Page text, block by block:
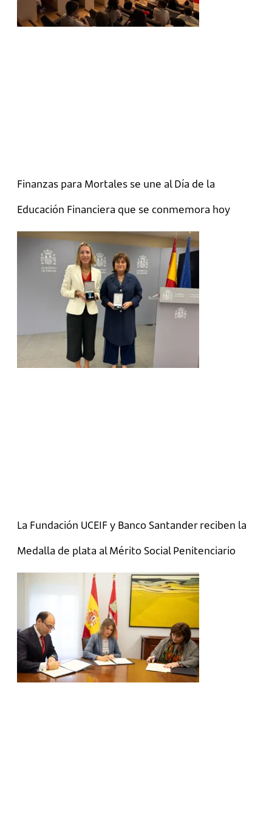
Finanzas para Mortales se une al Día de la
Educación Financiera que se conmemora hoy
La Fundación UCEIF y Banco Santander reciben la
Medalla de plata al Mérito Social Penitenciario